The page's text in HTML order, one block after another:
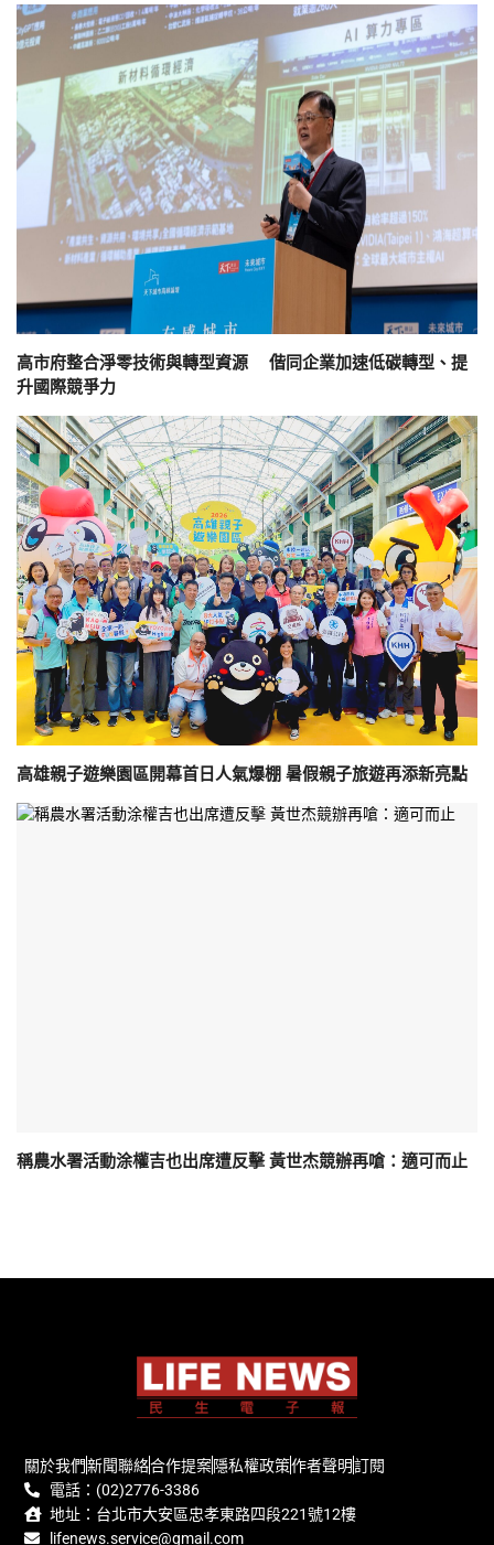
高市府整合淨零技術與轉型資源 偕同企業加速低碳轉型、提
升國際競爭力
高雄親子遊樂園區開幕首日人氣爆棚 暑假親子旅遊再添新亮點
稱農水署活動涂權吉也出席遭反擊 黃世杰競辦再嗆：適可而止
關於我們新聞聯絡合作提案隱私權政策作者聲明訂閱
電話：(02)2776-3386
地址：台北市大安區忠孝東路四段221號12樓
lifenews.service@gmail.com